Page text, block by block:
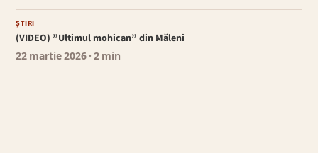
ȘTIRI
(VIDEO) ”Ultimul mohican” din Măleni
22 martie 2026 · 2 min